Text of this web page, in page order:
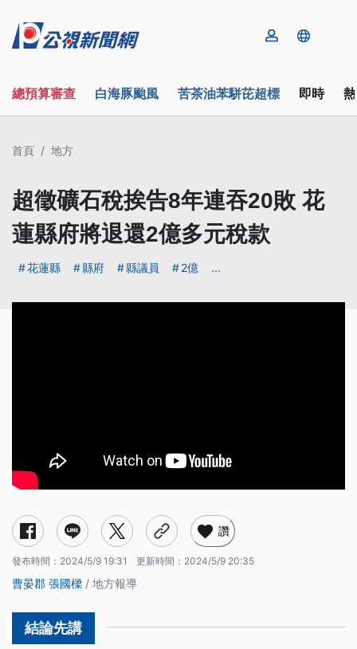
總預算審查 白海豚颱風 苦茶油苯駢芘超標 即時
首頁 地方
超徵礦石稅挨告8年連吞20敗 花
蓮縣府將退還2億多元稅款
花蓮縣 縣府 縣議員 2億 ...
讚
發布時間： 2024/5/9 19:31 更新時間： 2024/5/9 20:35
曹晏郡 張國樑 / 地方報導